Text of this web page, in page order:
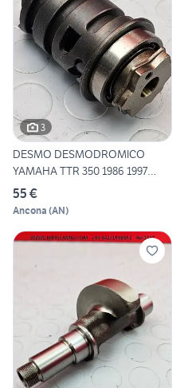
3
DESMO DESMODROMICO
YAMAHA TTR 350 1986 1997
TT350R
55 €
Ancona (AN)